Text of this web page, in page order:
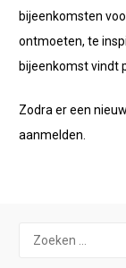
bijeenkomsten
ontmoeten, te
bijeenkomst vindt
Zodra er een
aanmelden.